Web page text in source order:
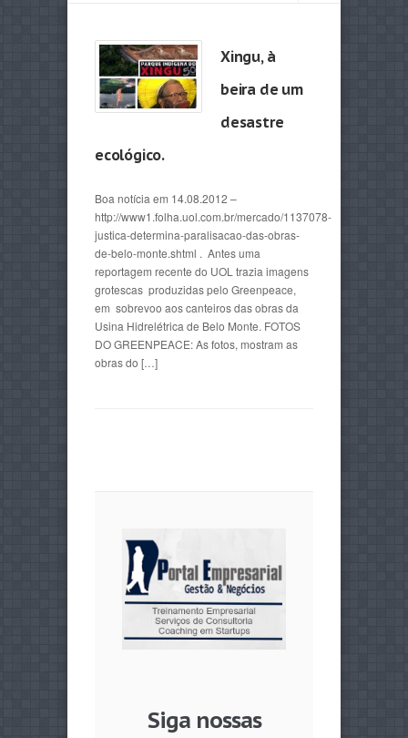
Xingu, à
beira de um
desastre
ecológico.
Boa notícia em 14.08.2012 –
http://www1.folha.uol.com.br/mercado/1137078-
justica-determina-paralisacao-das-obras-
de-belo-monte.shtml . Antes uma
reportagem recente do UOL trazia imagens
grotescas produzidas pelo Greenpeace,
em sobrevoo aos canteiros das obras da
Usina Hidrelétrica de Belo Monte. FOTOS
DO GREENPEACE: As fotos, mostram as
obras do […]
Siga nossas